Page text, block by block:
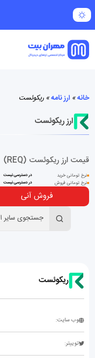
خانه» ارز نامه» ریکوئست
ارز ریکوئست
قیمت ارز ریکوئست (REQ)
نرخ تومانی خرید در دسترسی نیست
نرخ تومانی فروش در دسترسی نیست
فروش آنی
ریکوئست
وب سایت:
توییتر: